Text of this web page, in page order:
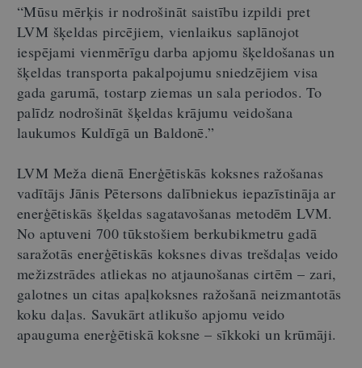
“Mūsu mērķis ir nodrošināt saistību izpildi pret
LVM šķeldas pircējiem, vienlaikus saplānojot
iespējami vienmērīgu darba apjomu šķeldošanas un
šķeldas transporta pakalpojumu sniedzējiem visa
gada garumā, tostarp ziemas un sala periodos. To
palīdz nodrošināt šķeldas krājumu veidošana
laukumos Kuldīgā un Baldonē.”
LVM Meža dienā Enerģētiskās koksnes ražošanas
vadītājs Jānis Pētersons dalībniekus iepazīstināja ar
enerģētiskās šķeldas sagatavošanas metodēm LVM.
No aptuveni 700 tūkstošiem berkubikmetru gadā
saražotās enerģētiskās koksnes divas trešdaļas veido
mežizstrādes atliekas no atjaunošanas cirtēm – zari,
galotnes un citas apaļkoksnes ražošanā neizmantotās
koku daļas. Savukārt atlikušo apjomu veido
apauguma enerģētiskā koksne – sīkkoki un krūmāji.